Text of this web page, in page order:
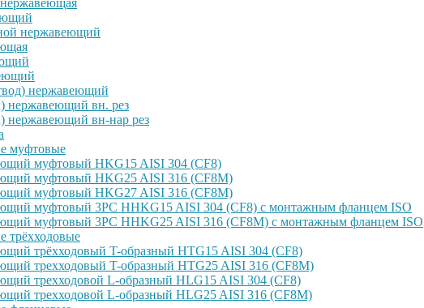
нержавеющая
нержавеющий
нержавеющий
нержавеющий вн. рез
нержавеющий вн-нар рез
муфтовые
муфтовый HKG15 AISI 304 (CF8)
муфтовый HKG25 AISI 316 (CF8M)
муфтовый HKG27 AISI 316 (CF8M)
муфтовый 3PC HHKG15 AISI 304 (CF8) с монтажным фланцем ISO
муфтовый 3PC HHKG25 AISI 316 (CF8M) с монтажным фланцем ISO
трёхходовые
трёхходовый T-образный HTG15 AISI 304 (CF8)
трехходовый T-образный HTG25 AISI 316 (CF8M)
трехходовой L-образный HLG15 AISI 304 (CF8)
трехходовой L-образный HLG25 AISI 316 (CF8M)